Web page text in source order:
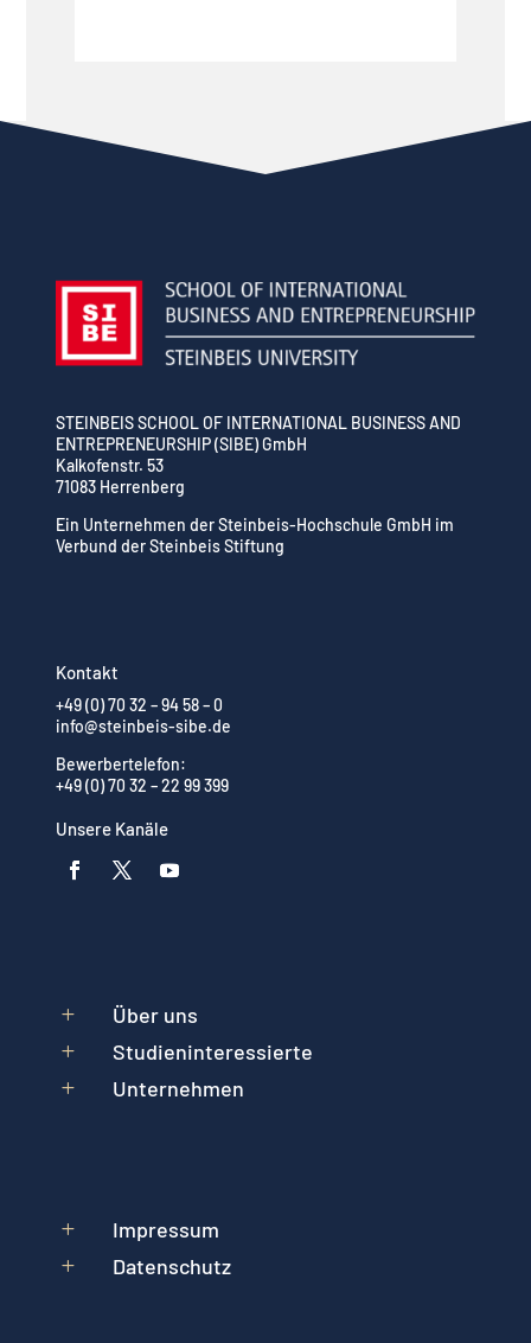
STEINBEIS SCHOOL OF INTERNATIONAL BUSINESS AND
ENTREPRENEURSHIP (SIBE) GmbH
Kalkofenstr. 53
71083 Herrenberg
Ein Unternehmen der Steinbeis-Hochschule GmbH im
Verbund der Steinbeis Stiftung
Kontakt
+49 (0) 70 32 – 94 58 – 0
info@steinbeis-sibe.de
Bewerbertelefon:
+49 (0) 70 32 – 22 99 399
Unsere Kanäle
L Über uns
L Studieninteressierte
L Unternehmen
L Impressum
L Datenschutz